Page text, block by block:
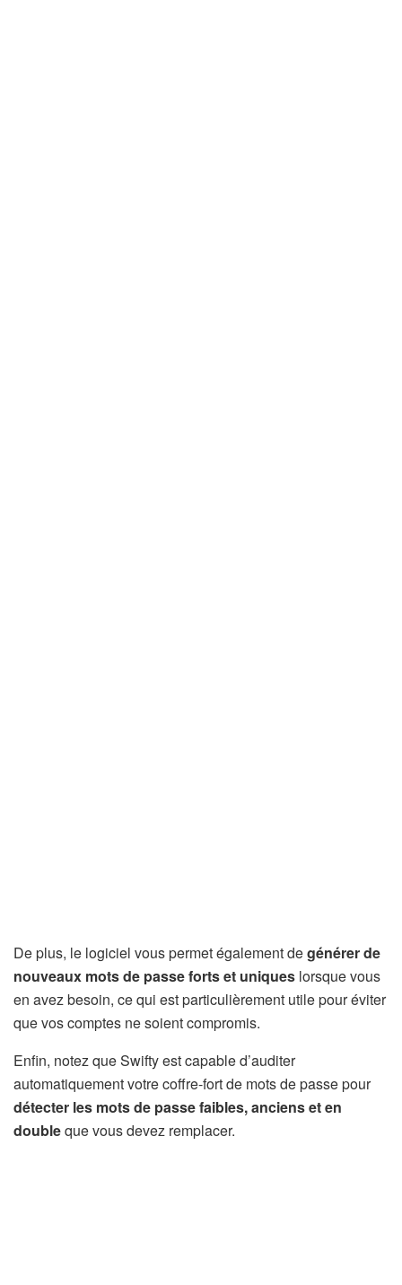
De plus, le logiciel vous permet également degénérer de
nouveaux mots de passe forts et uniques lorsque vous
en avez besoin, ce qui est particulièrement utile pour éviter
que vos comptes ne soient compromis.
Enfin, notez que Swifty est capable d’auditer
automatiquement votre coffre-fort de mots de passe pour
détecter les mots de passe faibles, anciens et en
doubleque vous devez remplacer.